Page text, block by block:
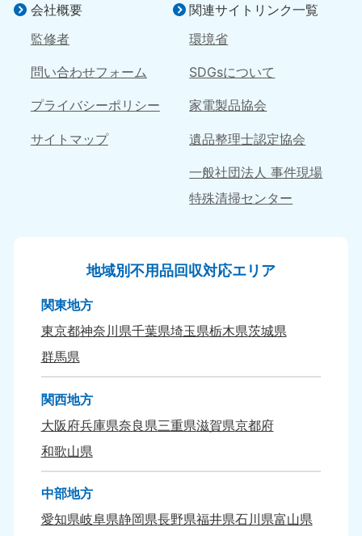
島根県
050-1881-5145
050-1880-9899 050-1880-9898
高知県
050-1880-9897
050-1880-9895
9:00〜19:00 年中無休 9:00〜19:00 年中無休
長崎県
050-1880-9891
9:00〜19:00 年中無休
050-1880-9889
大分県
050-1880-9893
9:00〜19:00 年中無休
宮崎県
9:00〜19:00 年中無休
050-1880-9892 050-1880-9887
会社概要
監修者
問い合わせフォーム
プライバシーポリシー
サイトマップ
関連サイトリンク一覧
環境省
SDGsについて
家電製品協会
遺品整理士認定協会
一般社団法人 事件現場
特殊清掃センター
地域別不用品回収対応エリア
関東地方
東京都神奈川県千葉県埼玉県栃木県茨城県
群馬県
関西地方
大阪府兵庫県奈良県三重県滋賀県京都府
和歌山県
中部地方
愛知県岐阜県静岡県長野県福井県石川県富山県